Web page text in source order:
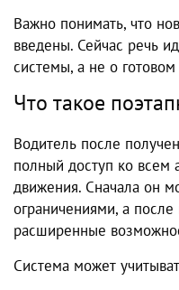
Важно понимать, что
введены. Сейчас речь
системы, а не о
Что такое
Водитель после
полный доступ ко всем
движения. Сначала он
ограничениями, а
расширенные
Система может